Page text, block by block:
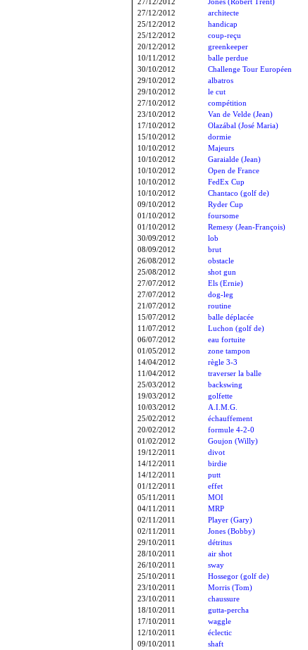
27/12/2012
architecte
25/12/2012
handicap
25/12/2012
coup-reçu
20/12/2012
greenkeeper
10/11/2012
balle perdue
30/10/2012
Challenge Tour Européen
29/10/2012
albatros
29/10/2012
le cut
27/10/2012
compétition
23/10/2012
Van de Velde (Jean)
17/10/2012
Olazábal (José Maria)
15/10/2012
dormie
10/10/2012
Majeurs
10/10/2012
Garaialde (Jean)
10/10/2012
Open de France
10/10/2012
FedEx Cup
10/10/2012
Chantaco (golf de)
09/10/2012
Ryder Cup
01/10/2012
foursome
01/10/2012
Remesy (Jean-François)
30/09/2012
lob
08/09/2012
brut
26/08/2012
obstacle
25/08/2012
shot gun
27/07/2012
Els (Ernie)
27/07/2012
dog-leg
21/07/2012
routine
15/07/2012
balle déplacée
11/07/2012
Luchon (golf de)
06/07/2012
eau fortuite
01/05/2012
zone tampon
14/04/2012
règle 3-3
11/04/2012
traverser la balle
25/03/2012
backswing
19/03/2012
golfette
10/03/2012
A.I.M.G.
25/02/2012
échauffement
20/02/2012
formule 4-2-0
01/02/2012
Goujon (Willy)
19/12/2011
divot
14/12/2011
birdie
14/12/2011
putt
01/12/2011
effet
05/11/2011
MOI
04/11/2011
MRP
02/11/2011
Player (Gary)
02/11/2011
Jones (Bobby)
29/10/2011
détritus
28/10/2011
air shot
26/10/2011
sway
25/10/2011
Hossegor (golf de)
23/10/2011
Morris (Tom)
23/10/2011
chaussure
18/10/2011
gutta-percha
17/10/2011
waggle
12/10/2011
éclectic
09/10/2011
shaft